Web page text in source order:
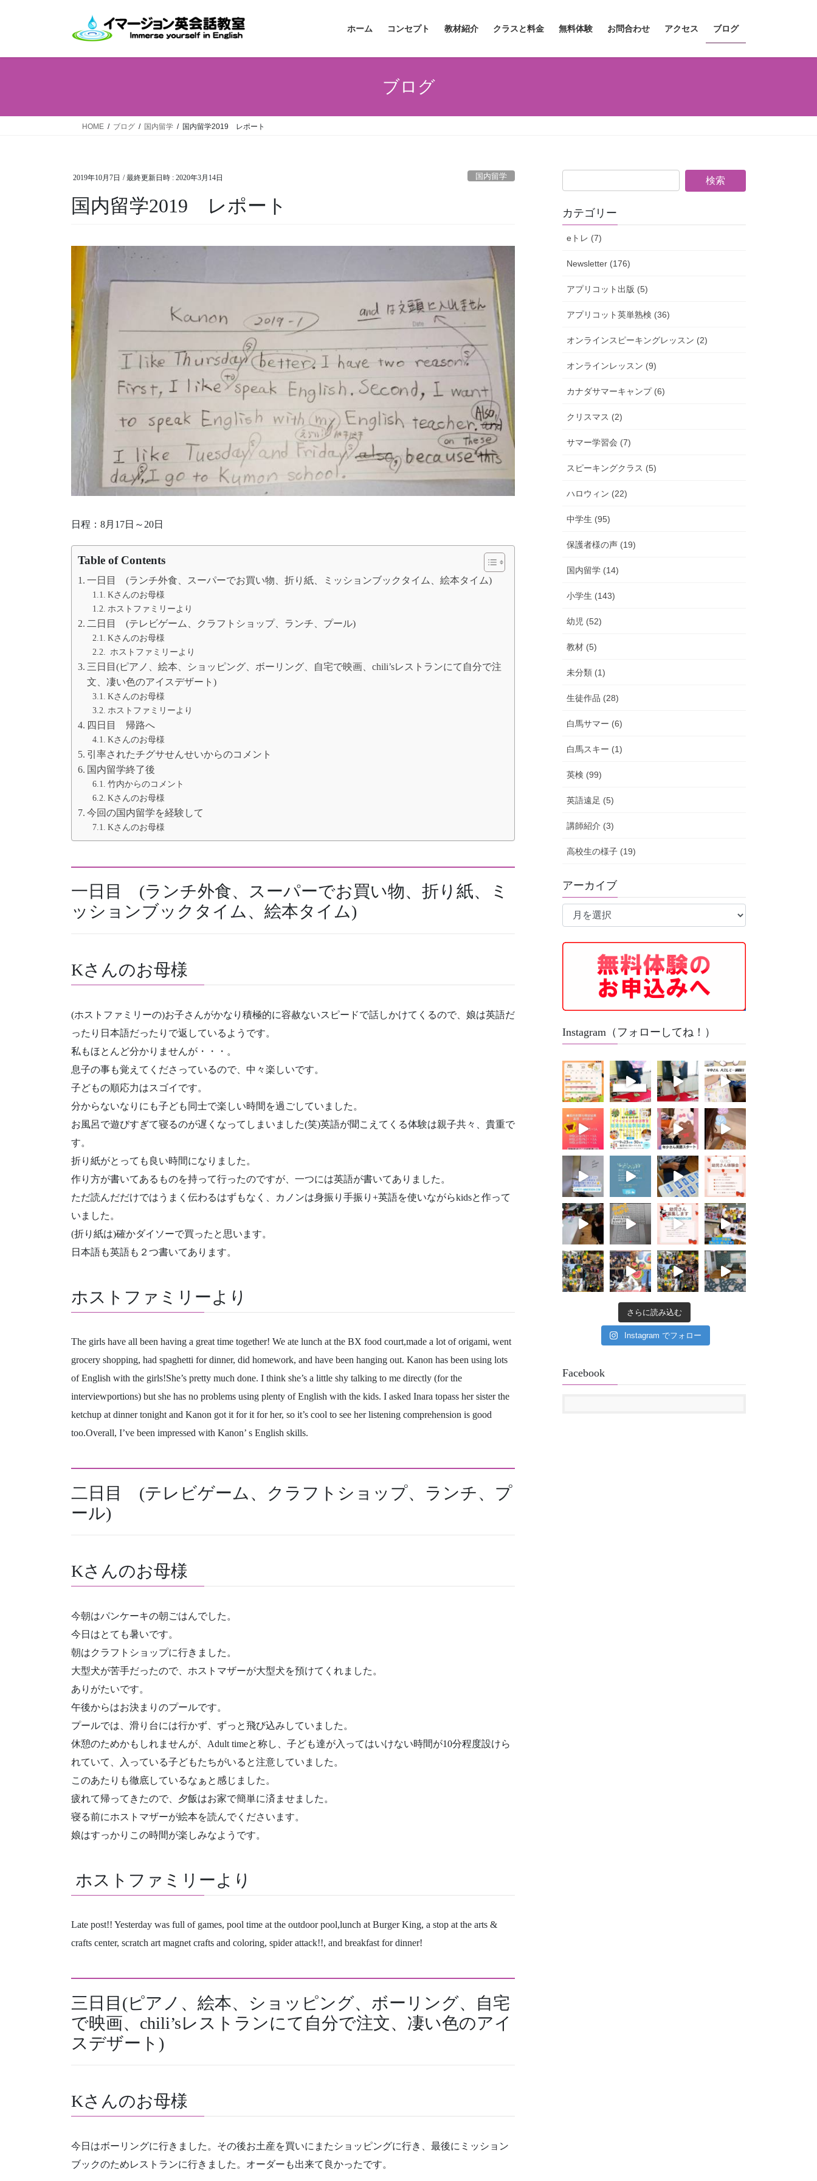
ホーム コンセプト 教材紹介 クラスと料金 無料体験 お問合わせ アクセス ブログ
ブログ
HOME ブログ 国内留学 国内留学2019 レポート
2019年10月7日 / 最終更新日時 : 2020年3月14日 国内留学
国内留学2019 レポート
日程：8月17日～20日
Table of Contents
一日目 (ランチ外食、スーパーでお買い物、折り紙、ミッションブックタイム、絵本タイム)
Kさんのお母様
ホストファミリーより
二日目 (テレビゲーム、クラフトショップ、ランチ、プール)
Kさんのお母様
ホストファミリーより
三日目(ピアノ、絵本、ショッピング、ボーリング、自宅で映画、chili’sレストランにて自分で注
文、凄い色のアイスデザート)
Kさんのお母様
ホストファミリーより
四日目 帰路へ
Kさんのお母様
引率されたチグサせんせいからのコメント
国内留学終了後
竹内からのコメント
Kさんのお母様
今回の国内留学を経験して
Kさんのお母様
一日目 (ランチ外食、スーパーでお買い物、折り紙、ミ
ッションブックタイム、絵本タイム)
Kさんのお母様
(ホストファミリーの)お子さんがかなり積極的に容赦ないスピードで話しかけてくるので、娘は英語だ
ったり日本語だったりで返しているようです。
私もほとんど分かりませんが・・・。
息子の事も覚えてくださっているので、中々楽しいです。
子どもの順応力はスゴイです。
分からないなりにも子ども同士で楽しい時間を過ごしていました。
お風呂で遊びすぎて寝るのが遅くなってしまいました(笑)英語が聞こえてくる体験は親子共々、貴重で
す。
折り紙がとっても良い時間になりました。
作り方が書いてあるものを持って行ったのですが、一つには英語が書いてありました。
ただ読んだだけではうまく伝わるはずもなく、カノンは身振り手振り+英語を使いながらkidsと作って
いました。
(折り紙は)確かダイソーで買ったと思います。
日本語も英語も２つ書いてあります。
ホストファミリーより
The girls have all been having a great time together! We ate lunch at the BX food court,made a lot of origami, went
grocery shopping, had spaghetti for dinner, did homework, and have been hanging out. Kanon has been using lots
of English with the girls!She’s pretty much done. I think she’s a little shy talking to me directly (for the
interviewportions) but she has no problems using plenty of English with the kids. I asked Inara topass her sister the
ketchup at dinner tonight and Kanon got it for it for her, so it’s cool to see her listening comprehension is good
too.Overall, I’ve been impressed with Kanon’ s English skills.
二日目 (テレビゲーム、クラフトショップ、ランチ、プ
ール)
Kさんのお母様
今朝はパンケーキの朝ごはんでした。
今日はとても暑いです。
朝はクラフトショップに行きました。
大型犬が苦手だったので、ホストマザーが大型犬を預けてくれました。
ありがたいです。
午後からはお決まりのプールです。
プールでは、滑り台には行かず、ずっと飛び込みしていました。
休憩のためかもしれませんが、Adult timeと称し、子ども達が入ってはいけない時間が10分程度設けら
れていて、入っている子どもたちがいると注意していました。
このあたりも徹底しているなぁと感じました。
疲れて帰ってきたので、夕飯はお家で簡単に済ませました。
寝る前にホストマザーが絵本を読んでくださいます。
娘はすっかりこの時間が楽しみなようです。
ホストファミリーより
Late post!! Yesterday was full of games, pool time at the outdoor pool,lunch at Burger King, a stop at the arts &
crafts center, scratch art magnet crafts and coloring, spider attack!!, and breakfast for dinner!
三日目(ピアノ、絵本、ショッピング、ボーリング、自宅
で映画、chili’sレストランにて自分で注文、凄い色のアイ
スデザート)
Kさんのお母様
今日はボーリングに行きました。その後お土産を買いにまたショッピングに行き、最後にミッション
ブックのためレストランに行きました。オーダーも出来て良かったです。
カテゴリー
eトレ (7)
Newsletter (176)
アプリコット出版 (5)
アプリコット英単熟検 (36)
オンラインスピーキングレッスン (2)
オンラインレッスン (9)
カナダサマーキャンプ (6)
クリスマス (2)
サマー学習会 (7)
スピーキングクラス (5)
ハロウィン (22)
中学生 (95)
保護者様の声 (19)
国内留学 (14)
小学生 (143)
幼児 (52)
教材 (5)
未分類 (1)
生徒作品 (28)
白馬サマー (6)
白馬スキー (1)
英検 (99)
英語遠足 (5)
講師紹介 (3)
高校生の様子 (19)
アーカイブ
ア
イ
Instagram（フォローしてね！）
さらに読み込む
Instagram でフォロー
Facebook